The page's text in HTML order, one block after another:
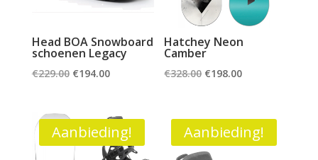
Head BOA Snowboard
schoenen Legacy
€229.00 Oorspronkelijke
€229.00.
€194.00Huidige
€194.00.
Hatchey Neon
Camber
€328.00 Oorspronkelijke
€328.00.
€198.00Huidige
€198.00.
Aanbieding! Aanbieding!